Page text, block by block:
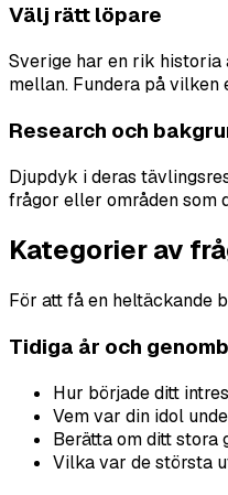
Välj rätt löpare
Sverige har en rik historia
mellan. Fundera på
Research och
Djupdyk i deras
frågor eller områden som
Kategorier av
För att få en heltäckande
Tidiga år och
Hur började ditt
Vem var din idol
Berätta om ditt stora
Vilka var de största